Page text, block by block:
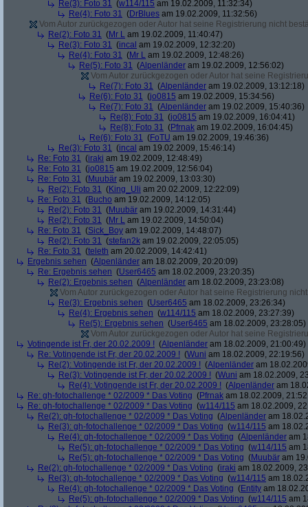
Re(3): Foto 31 (w114/115 am 19.02.2009, 11:32:34)
Re(4): Foto 31 (DrBlues am 19.02.2009, 11:32:56)
Vom Autor zurückgezogen oder Autor hat seine Registrierung nicht
Re(2): Foto 31 (Mr L am 19.02.2009, 11:40:47)
Re(3): Foto 31 (incal am 19.02.2009, 12:32:20)
Re(4): Foto 31 (Mr L am 19.02.2009, 12:48:26)
Re(5): Foto 31 (Alpenländer am 19.02.2009, 12:56:02)
Vom Autor zurückgezogen oder Autor hat seine
Re(7): Foto 31 (Alpenländer am 19.02.2009, 13:12:18)
Re(6): Foto 31 (jo0815 am 19.02.2009, 15:34:56)
Re(7): Foto 31 (Alpenländer am 19.02.2009, 15:40:36)
Re(8): Foto 31 (jo0815 am 19.02.2009, 16:04:41)
Re(8): Foto 31 (Pfrnak am 19.02.2009, 16:04:45)
Re(6): Foto 31 (FoTU am 19.02.2009, 19:46:36)
Re(3): Foto 31 (incal am 19.02.2009, 15:46:14)
Re: Foto 31 (iraki am 19.02.2009, 12:48:49)
Re: Foto 31 (jo0815 am 19.02.2009, 12:56:04)
Re: Foto 31 (Muubär am 19.02.2009, 13:03:30)
Re(2): Foto 31 (King_Uli am 20.02.2009, 12:22:09)
Re: Foto 31 (Bucho am 19.02.2009, 14:12:05)
Re(2): Foto 31 (Muubär am 19.02.2009, 14:31:44)
Re(2): Foto 31 (Mr L am 19.02.2009, 14:50:04)
Re: Foto 31 (Sick_Boy am 19.02.2009, 14:48:07)
Re(2): Foto 31 (stefan2k am 19.02.2009, 22:05:05)
Re: Foto 31 (teleth am 20.02.2009, 14:42:41)
Ergebnis sehen (Alpenländer am 18.02.2009, 20:20:09)
Re: Ergebnis sehen (User6465 am 18.02.2009, 23:20:35)
Re(2): Ergebnis sehen (Alpenländer am 18.02.2009, 23:23:08)
Vom Autor zurückgezogen oder Autor hat seine Registrierung
Re(3): Ergebnis sehen (User6465 am 18.02.2009, 23:26:34)
Re(4): Ergebnis sehen (w114/115 am 18.02.2009, 23:27:39)
Re(5): Ergebnis sehen (User6465 am 18.02.2009, 23:28:05)
Vom Autor zurückgezogen oder Autor hat seine
Votingende ist Fr, der 20.02.2009 ! (Alpenländer am 18.02.2009, 21:00:49)
Re: Votingende ist Fr, der 20.02.2009 ! (Wuni am 18.02.2009, 22:19:56)
Re(2): Votingende ist Fr, der 20.02.2009 ! (Alpenländer am
Re(3): Votingende ist Fr, der 20.02.2009 ! (Wuni am 18.02.2009,
Re(4): Votingende ist Fr, der 20.02.2009 ! (Alpenländer am
Re: gh-fotochallenge * 02/2009 * Das Voting (Pfrnak am 18.02.2009,
Re: gh-fotochallenge * 02/2009 * Das Voting (w114/115 am 18.02.2009,
Re(2): gh-fotochallenge * 02/2009 * Das Voting (Alpenländer am
Re(3): gh-fotochallenge * 02/2009 * Das Voting (w114/115 am
Re(4): gh-fotochallenge * 02/2009 * Das Voting (Alpenländer am
Re(5): gh-fotochallenge * 02/2009 * Das Voting (w114/115 am
Re(5): gh-fotochallenge * 02/2009 * Das Voting (Muubär am
Re(2): gh-fotochallenge * 02/2009 * Das Voting (iraki am 18.02.2009,
Re(3): gh-fotochallenge * 02/2009 * Das Voting (w114/115 am
Re(4): gh-fotochallenge * 02/2009 * Das Voting (Entity am
Re(5): gh-fotochallenge * 02/2009 * Das Voting (w114/115 am